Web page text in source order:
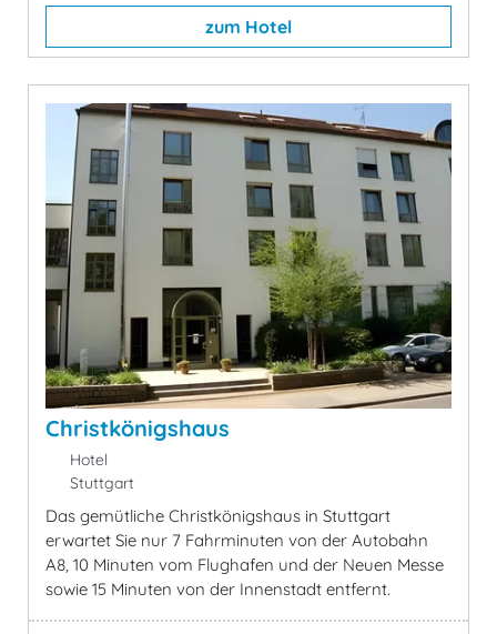
zum Hotel
Christkönigshaus
Hotel
Stuttgart
Das gemütliche Christkönigshaus in Stuttgart
erwartet Sie nur 7 Fahrminuten von der Autobahn
A8, 10 Minuten vom Flughafen und der Neuen Messe
sowie 15 Minuten von der Innenstadt entfernt.